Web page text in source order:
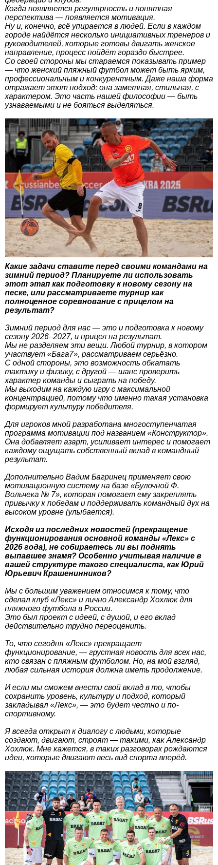
Когда появляется регулярность и понятная
перспектива — появляется мотивация.
Ну и, конечно, всё упирается в людей. Если в каждом
городе найдётся несколько инициативных тренеров и
руководителей, которые готовы двигать женское
направление, процесс пойдёт гораздо быстрее.
Со своей стороны мы стараемся показывать пример
— что женский пляжный футбол может быть ярким,
профессиональным и конкурентным. Даже наша форма
отражает этот подход: она заметная, стильная, с
характером. Это часть нашей философии — быть
узнаваемыми и не бояться выделяться.
Какие задачи ставите перед своими командами на
зимний период? Планируете ли использовать
этот этап как подготовку к новому сезону на
песке, или рассматриваете турнир как
полноценное соревнование с прицелом на
результат?
Зимний период для нас — это и подготовка к новому
сезону 2026–2027, и прицел на результат.
Мы не разделяем эти вещи. Любой турнир, в котором
участвует «Бага7», рассматриваем серьёзно.
С одной стороны, это возможность обкатать
тактику и физику, с другой — шанс проверить
характер команды и сыграть на победу.
Мы выходим на каждую игру с максимальной
концентрацией, потому что именно такая установка
формирует культуру победителя.
Для игроков мной разработана многоступенчатая
программа мотивации под названием «Конструктор».
Она добавляет азарт, усиливает интерес и помогает
каждому ощущать собственный вклад в командный
результат.
Дополнительно Вадим Багринец применяет свою
мотивационную систему на базе «Булочной Ф.
Вольчека № 7», которая помогает ему закреплять
привычку к победам и поддерживать командный дух на
высоком уровне (улыбается).
Исходя из последних новостей (прекращение
функционирования основной команды «Лекс» с
2026 года), не собираетесь ли вы поднять
выпавшее знамя? Особенно учитывая наличие в
вашей структуре такого специалиста, как Юрий
Юрьевич Крашенинников?
Мы с большим уважением относимся к тому, что
сделал клуб «Лекс» и лично Александр Хохлюк для
пляжного футбола в России.
Это был проект с идеей, с душой, и его вклад
действительно трудно переоценить.
То, что сегодня «Лекс» прекращает
функционирование, — грустная новость для всех нас,
кто связан с пляжным футболом. Но, на мой взгляд,
любая сильная история должна иметь продолжение.
И если мы сможем внести свой вклад в то, чтобы
сохранить уровень, культуру и подход, который
закладывал «Лекс», — это будет честно и по-
спортивному.
Я всегда открыт к диалогу с людьми, которые
создают, двигают, строят — такими, как Александр
Хохлюк. Мне кажется, в таких разговорах рождаются
идеи, которые двигают весь вид спорта вперёд.